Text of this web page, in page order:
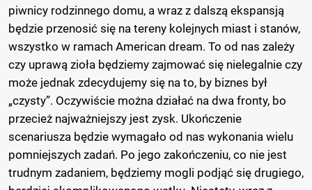
piwnicy rodzinnego domu, a wraz z dalszą ekspansją
będzie przenosić się na tereny kolejnych miast i stanów,
wszystko w ramach American dream. To od nas zależy
czy uprawą zioła będziemy zajmować się nielegalnie czy
może jednak zdecydujemy się na to, by biznes był
„czysty”. Oczywiście można działać na dwa fronty, bo
przecież najważniejszy jest zysk. Ukończenie
scenariusza będzie wymagało od nas wykonania wielu
pomniejszych zadań. Po jego zakończeniu, co nie jest
trudnym zadaniem, będziemy mogli podjąć się drugiego,